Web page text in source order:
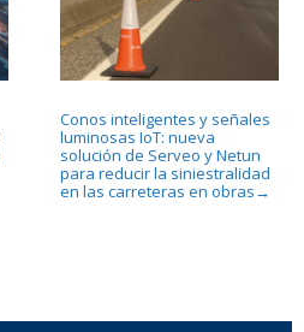
Conos inteligentes y señales
luminosas IoT: nueva
solución de Serveo y Netun
para reducir la siniestralidad
en las carreteras en obras →